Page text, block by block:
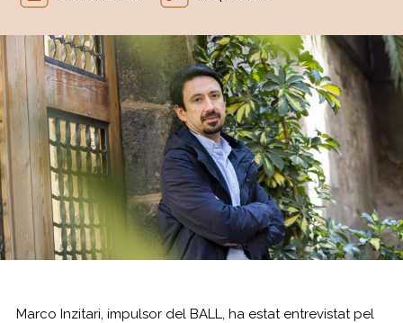
Marco Inzitari, impulsor del BALL, ha estat entrevistat pel